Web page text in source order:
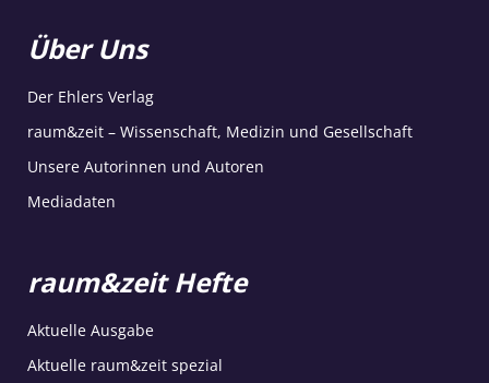
Über Uns
Der Ehlers Verlag
raum&zeit – Wissenschaft, Medizin und Gesellschaft
Unsere Autorinnen und Autoren
Mediadaten
raum&zeit Hefte
Aktuelle Ausgabe
Aktuelle raum&zeit spezial